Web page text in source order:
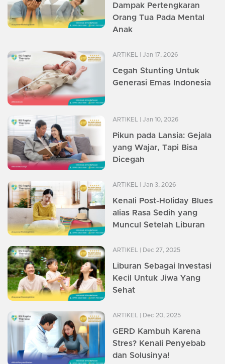
Dampak Pertengkaran
Orang Tua Pada Mental
Anak
ARTIKEL | Jan 17, 2026
Cegah Stunting Untuk
Generasi Emas Indonesia
ARTIKEL | Jan 10, 2026
Pikun pada Lansia: Gejala
yang Wajar, Tapi Bisa
Dicegah
ARTIKEL | Jan 3, 2026
Kenali Post-Holiday Blues
alias Rasa Sedih yang
Muncul Setelah Liburan
ARTIKEL | Dec 27, 2025
Liburan Sebagai Investasi
Kecil Untuk Jiwa Yang
Sehat
ARTIKEL | Dec 20, 2025
GERD Kambuh Karena
Stres? Kenali Penyebab
dan Solusinya!